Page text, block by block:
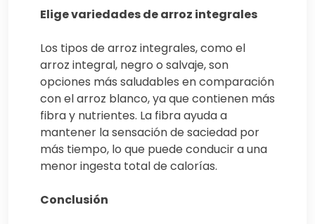
Elige variedades de arroz integrales
Los tipos de arroz integrales, como el
arroz integral, negro o salvaje, son
opciones más saludables en comparación
con el arroz blanco, ya que contienen más
fibra y nutrientes. La fibra ayuda a
mantener la sensación de saciedad por
más tiempo, lo que puede conducir a una
menor ingesta total de calorías.
Conclusión